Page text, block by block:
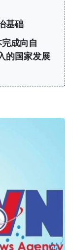
基础
成向自
的国家发展